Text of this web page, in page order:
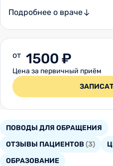
Подробнее о враче
от 1500 ₽
Цена за первичный приём
ПОВОДЫ ДЛЯ ОБРАЩЕНИЯ
ОТЗЫВЫ ПАЦИЕНТОВ (3)
ОБРАЗОВАНИЕ